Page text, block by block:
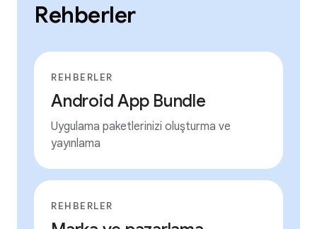
Rehberler
REHBERLER
Android App Bundle
Uygulama paketlerinizi oluşturma ve
yayınlama
REHBERLER